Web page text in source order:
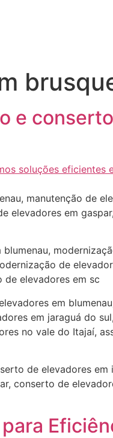
e
manutenção de
elevadores em
de
de elevadores em sc
em
em jaraguá do
no vale do Itajaí,
de elevadores
conserto de